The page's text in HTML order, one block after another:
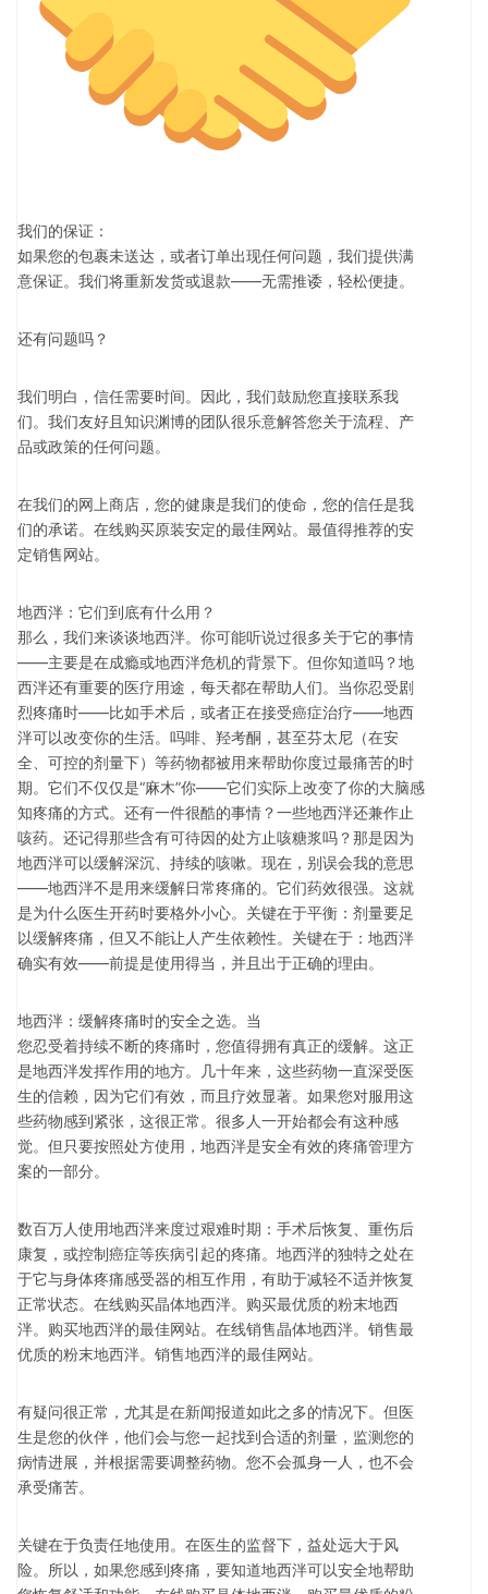
我们的保证：
如果您的包裹未送达，或者订单出现任何问题，我们提供满
意保证。我们将重新发货或退款——无需推诿，轻松便捷。
还有问题吗？
我们明白，信任需要时间。因此，我们鼓励您直接联系我
们。我们友好且知识渊博的团队很乐意解答您关于流程、产
品或政策的任何问题。
在我们的网上商店，您的健康是我们的使命，您的信任是我
们的承诺。在线购买原装安定的最佳网站。最值得推荐的安
定销售网站。
地西泮：它们到底有什么用？
那么，我们来谈谈地西泮。你可能听说过很多关于它的事情
——主要是在成瘾或地西泮危机的背景下。但你知道吗？地
西泮还有重要的医疗用途，每天都在帮助人们。当你忍受剧
烈疼痛时——比如手术后，或者正在接受癌症治疗——地西
泮可以改变你的生活。吗啡、羟考酮，甚至芬太尼（在安
全、可控的剂量下）等药物都被用来帮助你度过最痛苦的时
期。它们不仅仅是“麻木”你——它们实际上改变了你的大脑感
知疼痛的方式。还有一件很酷的事情？一些地西泮还兼作止
咳药。还记得那些含有可待因的处方止咳糖浆吗？那是因为
地西泮可以缓解深沉、持续的咳嗽。现在，别误会我的意思
——地西泮不是用来缓解日常疼痛的。它们药效很强。这就
是为什么医生开药时要格外小心。关键在于平衡：剂量要足
以缓解疼痛，但又不能让人产生依赖性。关键在于：地西泮
确实有效——前提是使用得当，并且出于正确的理由。
地西泮：缓解疼痛时的安全之选。当
您忍受着持续不断的疼痛时，您值得拥有真正的缓解。这正
是地西泮发挥作用的地方。几十年来，这些药物一直深受医
生的信赖，因为它们有效，而且疗效显著。如果您对服用这
些药物感到紧张，这很正常。很多人一开始都会有这种感
觉。但只要按照处方使用，地西泮是安全有效的疼痛管理方
案的一部分。
数百万人使用地西泮来度过艰难时期：手术后恢复、重伤后
康复，或控制癌症等疾病引起的疼痛。地西泮的独特之处在
于它与身体疼痛感受器的相互作用，有助于减轻不适并恢复
正常状态。在线购买晶体地西泮。购买最优质的粉末地西
泮。购买地西泮的最佳网站。在线销售晶体地西泮。销售最
优质的粉末地西泮。销售地西泮的最佳网站。
有疑问很正常，尤其是在新闻报道如此之多的情况下。但医
生是您的伙伴，他们会与您一起找到合适的剂量，监测您的
病情进展，并根据需要调整药物。您不会孤身一人，也不会
承受痛苦。
关键在于负责任地使用。在医生的监督下，益处远大于风
险。所以，如果您感到疼痛，要知道地西泮可以安全地帮助